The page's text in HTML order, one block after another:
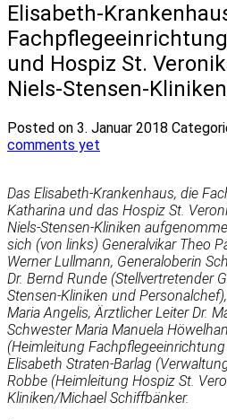
Elisabeth-
und Hospiz St.
Niels-Stensen-
Posted on 3. Januar 2018
comments yet
Das Elisabeth-Krankenhaus, die
Katharina und das Hospiz St.
Niels-Stensen-Kliniken
sich (von links) Generalvikar Theo
Werner Lullmann, Generaloberin
Dr. Bernd Runde (Stellvertretender
Stensen-Kliniken und
Maria Angelis, Ärztlicher Leiter Dr.
Schwester Maria Manuela
(Heimleitung
Elisabeth Straten-Barlag
Robbe (Heimleitung Hospiz St.
Kliniken/Michael Schiffbänker.